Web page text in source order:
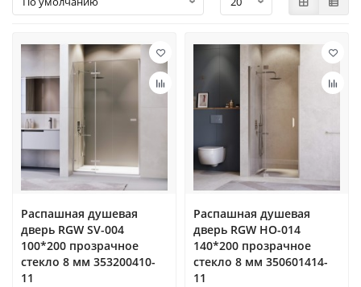
Распашная душевая
дверь RGW SV-004
100*200 прозрачное
стекло 8 мм 353200410-
11
Распашная душевая
дверь RGW HO-014
140*200 прозрачное
стекло 8 мм 350601414-
11